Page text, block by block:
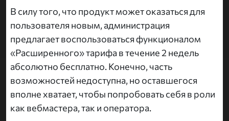
В силу того, что продукт может оказаться для
пользователя новым, администрация
предлагает воспользоваться функционалом
«Расширенного» тарифа в течение 2 недель
абсолютно бесплатно. Конечно, часть
возможностей недоступна, но оставшегося
вполне хватает, чтобы попробовать себя в роли
как вебмастера, так и оператора.